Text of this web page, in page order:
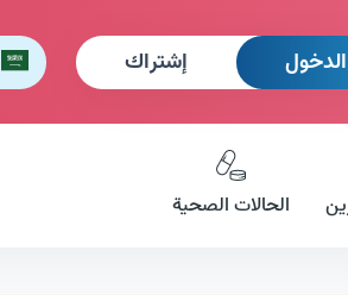
الدخول إشتراك
الحالات الصحية